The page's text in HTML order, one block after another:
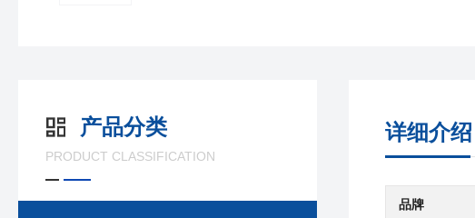
产品分类
PRODUCT CLASSIFICATION
详细介绍
品牌